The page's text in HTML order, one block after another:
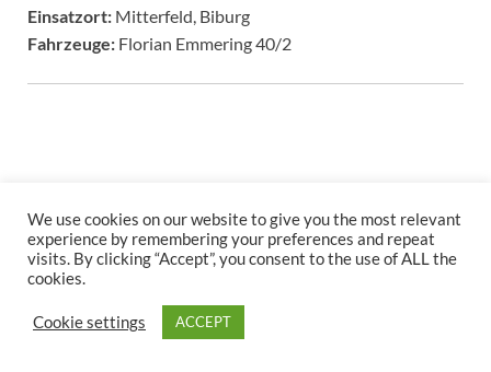
Einsatzort: Mitterfeld, Biburg
Fahrzeuge: Florian Emmering 40/2
Copyright © 2026.
Stolz präsentiert
We use cookies on our website to give you the most relevant
experience by remembering your preferences and repeat
visits. By clicking “Accept”, you consent to the use of ALL the
cookies.
Cookie settings ACCEPT